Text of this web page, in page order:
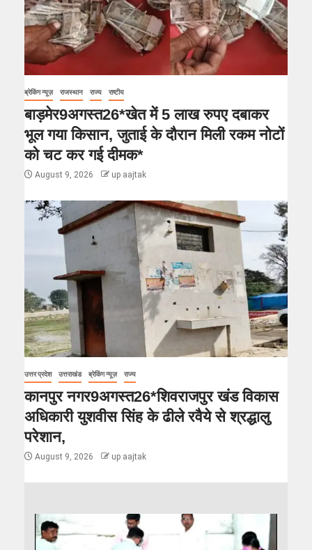
ब्रेकिंग न्यूज़ राजस्थान राज्य राष्टीय
बाड़मेर9अगस्त26*खेत में 5 लाख रुपए दबाकर
भूल गया किसान, जुताई के दौरान मिली रकम नोटों
को चट कर गई दीमक*
August 9, 2026 up aajtak
उत्तर प्रदेश उत्तराखंड ब्रेकिंग न्यूज़ राज्य
कानपुर नगर9अगस्त26*शिवराजपुर खंड विकास
अधिकारी युशवीस सिंह के ढीले रवैये से श्रद्धालु
परेशान,
August 9, 2026 up aajtak